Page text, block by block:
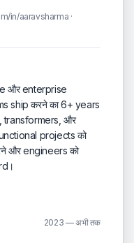
in/aaravsharma ·
और enterprise
ship करने का 6+ years
transformers, और
projects को
और engineers को
2023 — अभी तक